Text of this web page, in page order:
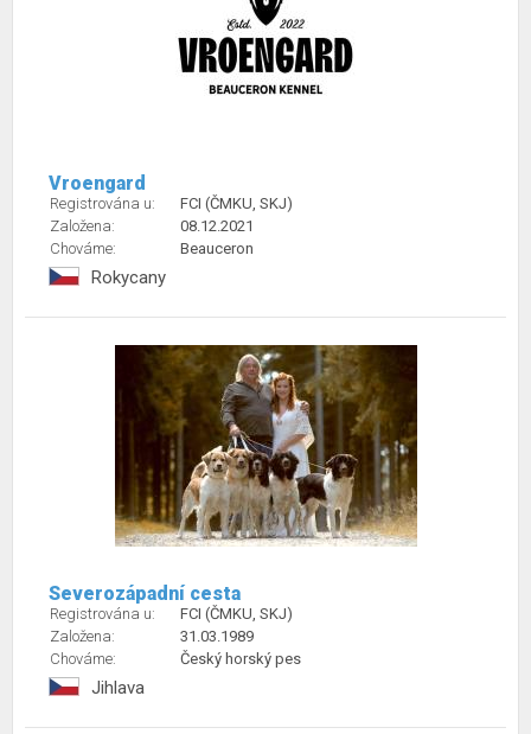
Vroengard
Registrována u:
FCI (ČMKU, SKJ)
Založena:
08.12.2021
Chováme:
Beauceron
Rokycany
Severozápadní cesta
Registrována u:
FCI (ČMKU, SKJ)
Založena:
31.03.1989
Chováme:
Český horský pes
Jihlava